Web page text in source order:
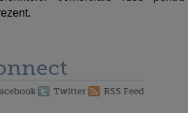
Twitter RSS Feed